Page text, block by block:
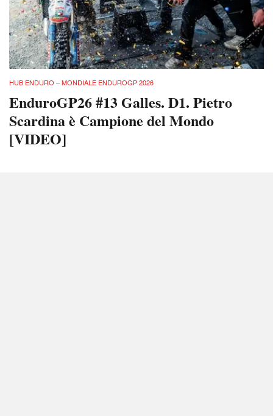
HUB ENDURO – MONDIALE ENDUROGP 2026
EnduroGP26 #13 Galles. D1. Pietro
Scardina è Campione del Mondo
[VIDEO]